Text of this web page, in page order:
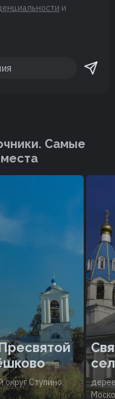
и
Cамые
Ступино,